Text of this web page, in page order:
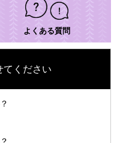
よくある質問
てください